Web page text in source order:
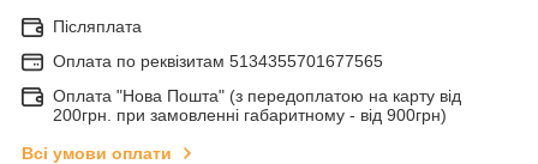
Післяплата
Оплата по реквiзитам 5134355701677565
Оплата "Нова Пошта" (з передоплатою на карту від
200грн. при замовленні габаритному - від 900грн)
Всі умови оплати